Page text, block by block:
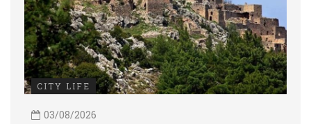
CITY LIFE
03/08/2026